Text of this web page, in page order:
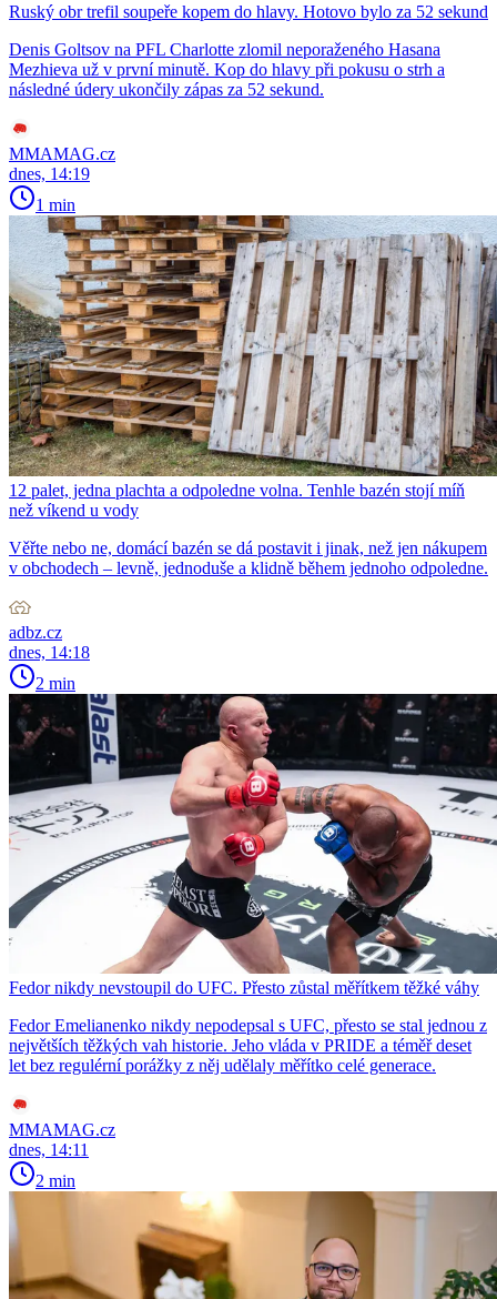
Ruský obr trefil soupeře kopem do hlavy. Hotovo bylo za 52 sekund
Denis Goltsov na PFL Charlotte zlomil neporaženého Hasana
Mezhieva už v první minutě. Kop do hlavy při pokusu o strh a
následné údery ukončily zápas za 52 sekund.
MMAMAG.cz
dnes, 14:19
1 min
12 palet, jedna plachta a odpoledne volna. Tenhle bazén stojí míň
než víkend u vody
Věřte nebo ne, domácí bazén se dá postavit i jinak, než jen nákupem
v obchodech – levně, jednoduše a klidně během jednoho odpoledne.
adbz.cz
dnes, 14:18
2 min
Fedor nikdy nevstoupil do UFC. Přesto zůstal měřítkem těžké váhy
Fedor Emelianenko nikdy nepodepsal s UFC, přesto se stal jednou z
největších těžkých vah historie. Jeho vláda v PRIDE a téměř deset
let bez regulérní porážky z něj udělaly měřítko celé generace.
MMAMAG.cz
dnes, 14:11
2 min